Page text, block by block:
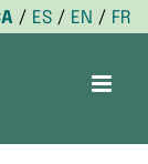
ES EN
FR